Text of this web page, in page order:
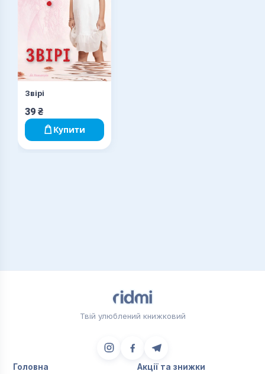
Звірі
39 ₴
Купити
Твій улюблений книжковий
Головна Акції та знижки